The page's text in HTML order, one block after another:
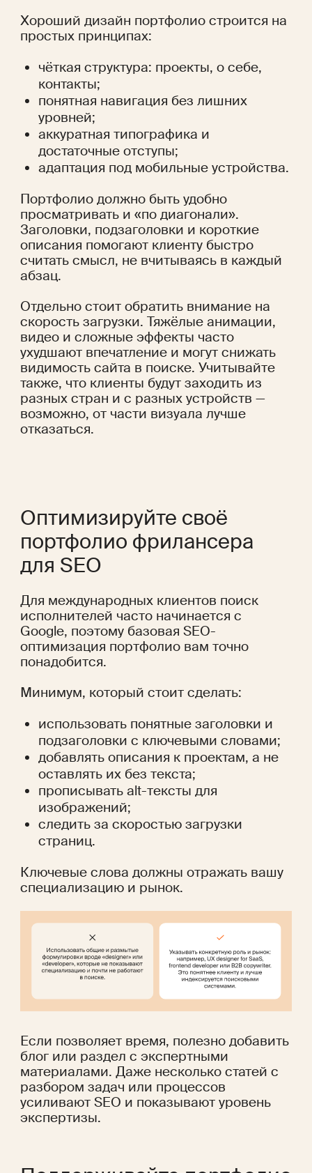
Хороший дизайн портфолио строится на
простых принципах:
чёткая структура: проекты, о себе,
контакты;
понятная навигация без лишних
уровней;
аккуратная типографика и
достаточные отступы;
адаптация под мобильные устройства.
Портфолио должно быть удобно
просматривать и «по диагонали».
Заголовки, подзаголовки и короткие
описания помогают клиенту быстро
считать смысл, не вчитываясь в каждый
абзац.
Отдельно стоит обратить внимание на
скорость загрузки. Тяжёлые анимации,
видео и сложные эффекты часто
ухудшают впечатление и могут снижать
видимость сайта в поиске. Учитывайте
также, что клиенты будут заходить из
разных стран и с разных устройств —
возможно, от части визуала лучше
отказаться.
Оптимизируйте своё
портфолио фрилансера
для SEO
Для международных клиентов поиск
исполнителей часто начинается с
Google, поэтому базовая SEO-
оптимизация портфолио вам точно
понадобится.
Минимум, который стоит сделать:
использовать понятные заголовки и
подзаголовки с ключевыми словами;
добавлять описания к проектам, а не
оставлять их без текста;
прописывать alt-тексты для
изображений;
следить за скоростью загрузки
страниц.
Ключевые слова должны отражать вашу
специализацию и рынок.
Если позволяет время, полезно добавить
блог или раздел с экспертными
материалами. Даже несколько статей с
разбором задач или процессов
усиливают SEO и показывают уровень
экспертизы.